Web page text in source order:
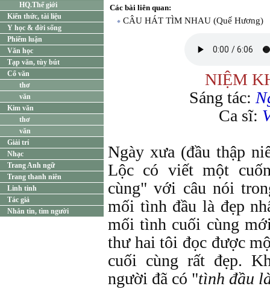
HQ.Thế giới
Kiến thức, tài liệu
Y học & đời sống
Phiếm luận
Văn học
Tạp văn, tùy bút
Cổ văn
thơ
văn
Kim văn
thơ
văn
Giải trí
Nhạc
Trang Anh ngữ
Trang thanh niên
Linh tinh
Tác giả
Nhắn tin, tìm người
Các bài liên quan:
CÂU HÁT TÌM NHAU (Quế Hương)
NIỆM
Sáng tác:
Ca sĩ:
Ngày xưa (đầu thập
Lộc có viết một
cùng" với câu nói
mối tình đầu là đẹp
mối tình cuối cùng
thư hai tôi đọc được
cuối cùng rất đẹp.
người đã có "tình đầu